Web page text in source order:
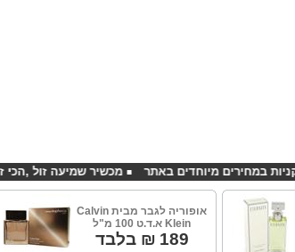
מכשיר שמיעה זול ,הכי זול בארץ
אופוריה לגבר מבית Calvin
Klein א.ד.ט 100 מ"ל
189 ₪ בלבד